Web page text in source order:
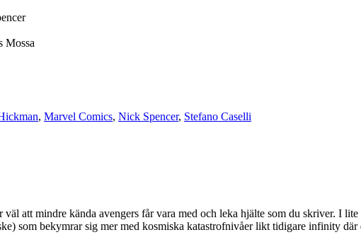
Mossa
, Marvel Comics, Nick Spencer, Stefano Caselli
att mindre kända avengers får vara med och leka hjälte som du skriver. I
som bekymrar sig mer med kosmiska katastrofnivåer likt tidigare infinity